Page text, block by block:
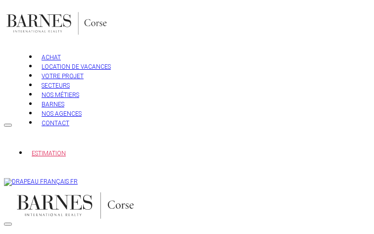
au
contenu
ACHAT
LOCATION DE VACANCES
VOTRE PROJET
SECTEURS
NOS MÉTIERS
BARNES
NOS AGENCES
CONTACT
ESTIMATION
FR